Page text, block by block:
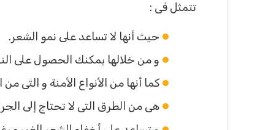
تتمثل فى :
حيث أنها لا تساعد على نمو الشعر.
و من خلالها يمكنك الحصول على
كما أنها من الأنواع الأمنة و
هى من الطرق التى لا تحتاج إلى